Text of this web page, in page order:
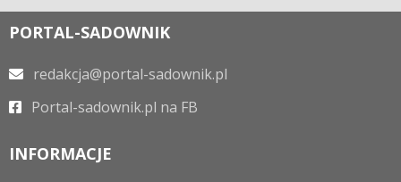
PORTAL-SADOWNIK
redakcja@portal-sadownik.pl
Portal-sadownik.pl na FB
INFORMACJE